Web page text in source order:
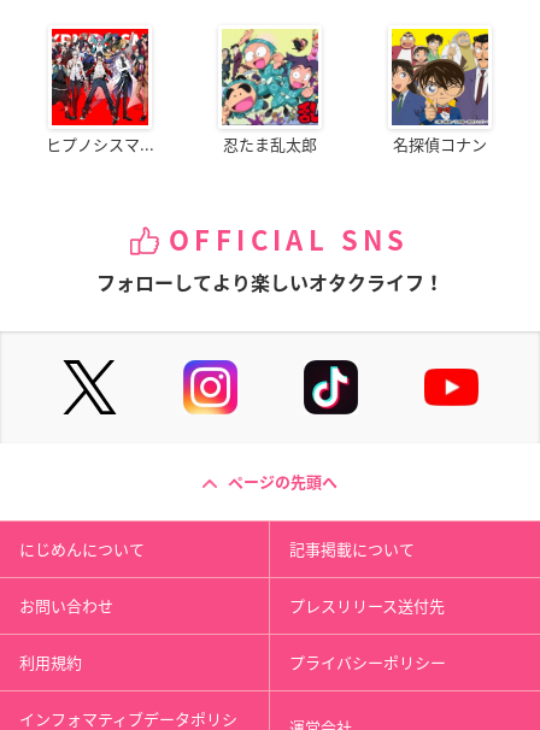
ヒプノシスマ... 忍たま乱太郎 名探偵コナン
OFFICIAL SNS
フォローしてより楽しいオタクライフ！
ページの先頭へ
にじめんについて 記事掲載について
お問い合わせ プレスリリース送付先
利用規約 プライバシーポリシー
インフォマティブデータポリシ